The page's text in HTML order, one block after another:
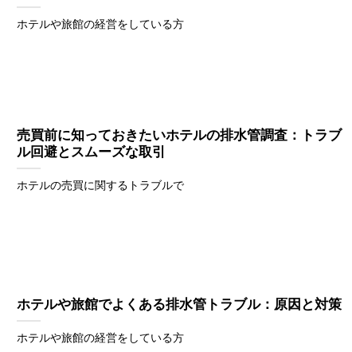
ホテルや旅館の経営をしている方
売買前に知っておきたいホテルの排水管調査：トラブ
ル回避とスムーズな取引
ホテルの売買に関するトラブルで
ホテルや旅館でよくある排水管トラブル：原因と対策
ホテルや旅館の経営をしている方